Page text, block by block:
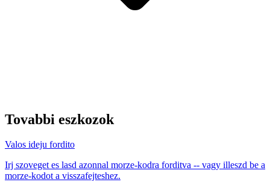
Tovabbi eszkozok
Valos ideju fordito
Irj szoveget es lasd azonnal morze-kodra forditva -- vagy illeszd be a
morze-kodot a visszafejteshez.